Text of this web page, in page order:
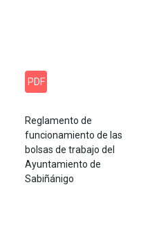
PDF
Reglamento de
funcionamiento de las
bolsas de trabajo del
Ayuntamiento de
Sabiñánigo